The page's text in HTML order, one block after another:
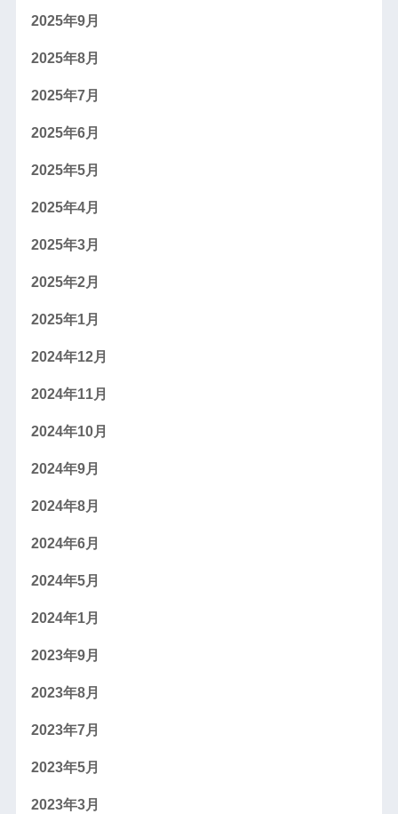
2025年9月
2025年8月
2025年7月
2025年6月
2025年5月
2025年4月
2025年3月
2025年2月
2025年1月
2024年12月
2024年11月
2024年10月
2024年9月
2024年8月
2024年6月
2024年5月
2024年1月
2023年9月
2023年8月
2023年7月
2023年5月
2023年3月